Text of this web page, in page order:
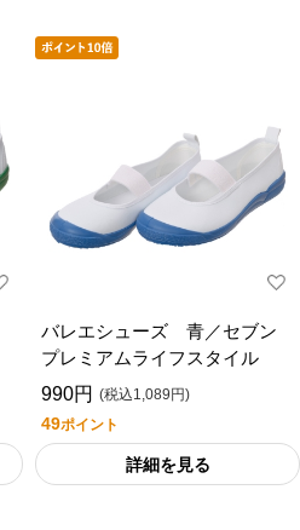
バレエシューズ 青／セブン
プレミアムライフスタイル
990円 (税込1,089円)
49ポイント
詳細を見る